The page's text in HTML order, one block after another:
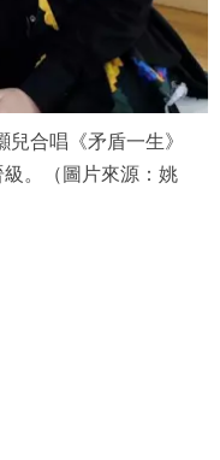
兒合唱《矛盾一生》
。（圖片來源：姚